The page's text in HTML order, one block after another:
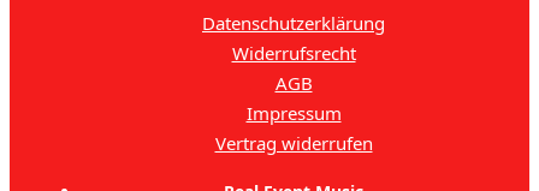
Datenschutzerklärung
Widerrufsrecht
AGB
Impressum
Vertrag widerrufen